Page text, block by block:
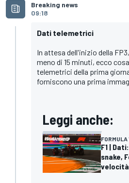
Breaking news
09:18
Dati telemetrici
In attesa dell'inizio della
meno di 15 minuti, ecco
telemetrici della prima
forniscono una prima
Leggi anche:
FORMULA
F1 |
snake,
velocità